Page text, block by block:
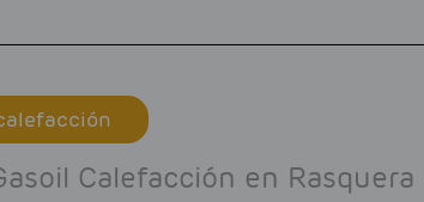
Calefacción en Rasquera